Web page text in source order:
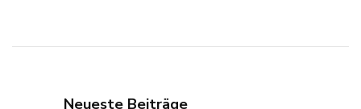
Neueste Beiträge